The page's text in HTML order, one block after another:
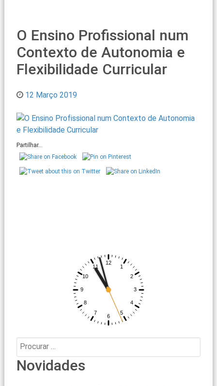
O Ensino Profissional num
Contexto de Autonomia e
Flexibilidade Curricular
12 Março 2019
Partilhar...
Procurar:
Novidades